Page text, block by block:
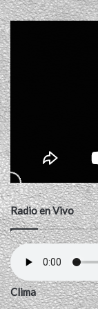
Radio en Vivo
Clima